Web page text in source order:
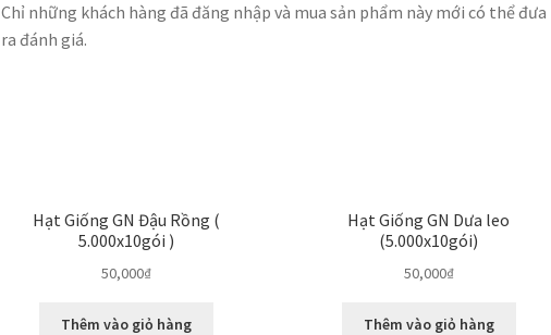
Chỉ những khách hàng đã đăng nhập và mua sản phẩm này mới có thể đưa
ra đánh giá.
Hạt Giống GN Đậu Rồng (
5.000x10gói )
50,000₫
Thêm vào giỏ hàng
Hạt Giống GN Dưa leo
(5.000x10gói)
50,000₫
Thêm vào giỏ hàng